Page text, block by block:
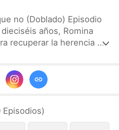
no (Doblado) Episodio
años, Romina
recuperar la herencia de
a Damián Castillo, el
mafioso. Intrigado
su relación pasa
destapan juntos la
Episodios)